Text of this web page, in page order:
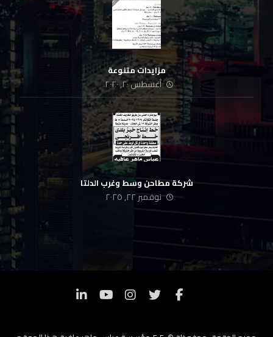
مزايدات متنوعة
أغسطس ٢٠, ٢٠٢٠
شركة مطاحن وسط وغرب الدلتا
نوفمبر ٢٢, ٢٠٢٥